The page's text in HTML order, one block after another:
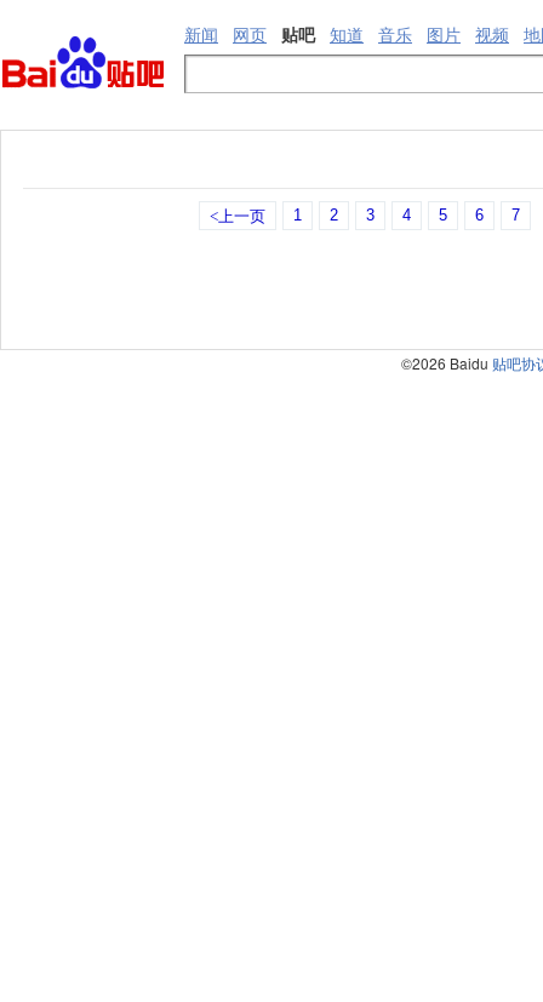
新闻 网页 贴吧 知道 音乐 图片 视频
<上一页 1 2 3 4 5 6 7
©2026 Baidu 贴吧协